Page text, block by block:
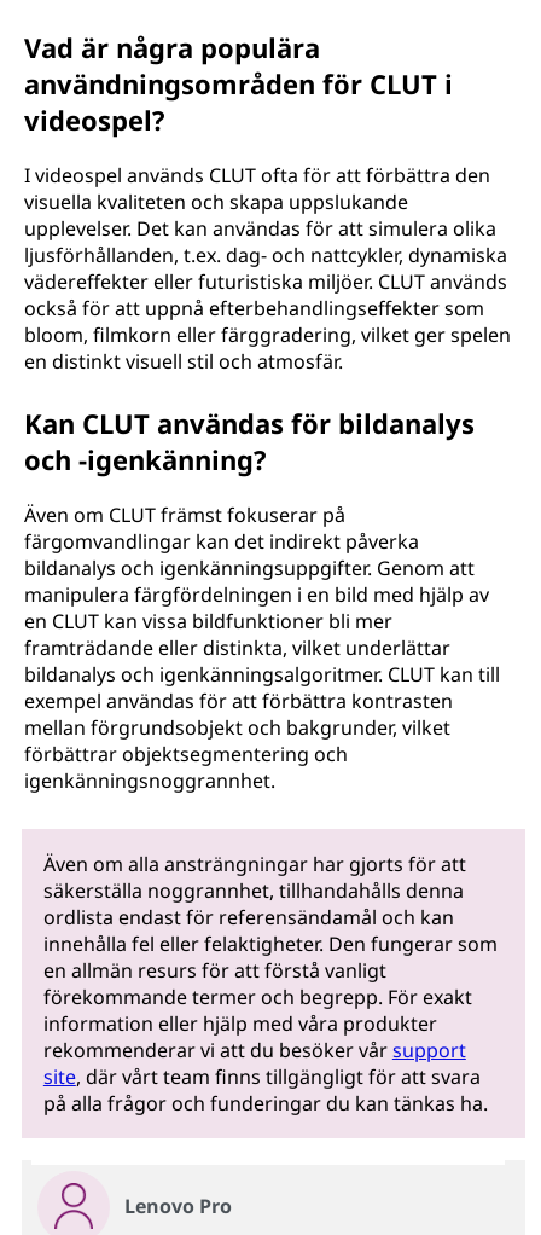
Vad är några populära
användningsområden för CLUT i
videospel?
I videospel används CLUT ofta för att förbättra den
visuella kvaliteten och skapa uppslukande
upplevelser. Det kan användas för att simulera olika
ljusförhållanden, t.ex. dag- och nattcykler, dynamiska
vädereffekter eller futuristiska miljöer. CLUT används
också för att uppnå efterbehandlingseffekter som
bloom, filmkorn eller färggradering, vilket ger spelen
en distinkt visuell stil och atmosfär.
Kan CLUT användas för bildanalys
och -igenkänning?
Även om CLUT främst fokuserar på
färgomvandlingar kan det indirekt påverka
bildanalys och igenkänningsuppgifter. Genom att
manipulera färgfördelningen i en bild med hjälp av
en CLUT kan vissa bildfunktioner bli mer
framträdande eller distinkta, vilket underlättar
bildanalys och igenkänningsalgoritmer. CLUT kan till
exempel användas för att förbättra kontrasten
mellan förgrundsobjekt och bakgrunder, vilket
förbättrar objektsegmentering och
igenkänningsnoggrannhet.
Även om alla ansträngningar har gjorts för att
säkerställa noggrannhet, tillhandahålls denna
ordlista endast för referensändamål och kan
innehålla fel eller felaktigheter. Den fungerar som
en allmän resurs för att förstå vanligt
förekommande termer och begrepp. För exakt
information eller hjälp med våra produkter
rekommenderar vi att du besöker vårsupport
site, där vårt team finns tillgängligt för att svara
på alla frågor och funderingar du kan tänkas ha.
Lenovo Pro